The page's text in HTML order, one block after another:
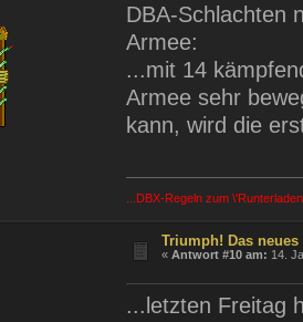
DBA-Schlachten
Armee:
...mit 14
Armee sehr
kann, wird die
...DBX-Regeln zum
Triumph! Das
«Antwort #10 am: 14.
...letzten Freitag